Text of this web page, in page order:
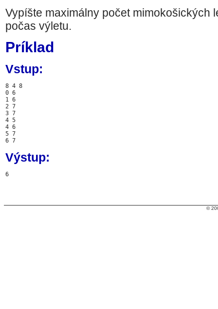
Vypíšte maximálny počet mimokošických
počas výletu.
Príklad
Vstup:
8 4 8
0 6
1 6
2 7
3 7
4 5
4 6
5 7
6 7
Výstup:
6
©